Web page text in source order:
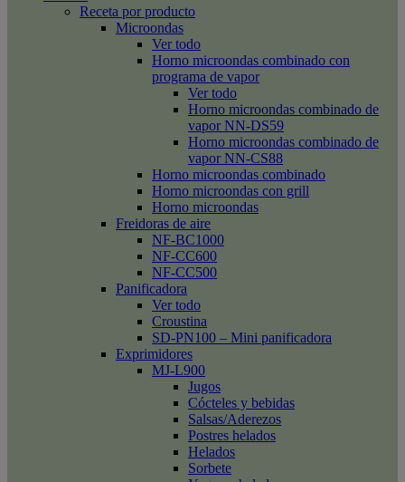
Receta por producto
Microondas
Ver todo
Horno microondas combinado con
programa de vapor
Ver todo
Horno microondas combinado de
vapor NN-DS59
Horno microondas combinado de
vapor NN-CS88
Horno microondas combinado
Horno microondas con grill
Horno microondas
Freidoras de aire
NF-BC1000
NF-CC600
NF-CC500
Panificadora
Ver todo
Croustina
SD-PN100 – Mini panificadora
Exprimidores
MJ-L900
Jugos
Cócteles y bebidas
Salsas/Aderezos
Postres helados
Helados
Sorbete